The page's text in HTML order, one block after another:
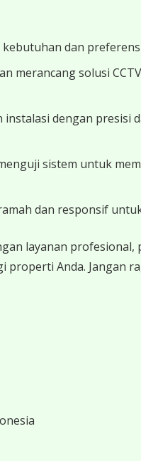
dan
merancang solusi
dengan presisi
sistem untuk
dan responsif
layanan
Anda. Jangan